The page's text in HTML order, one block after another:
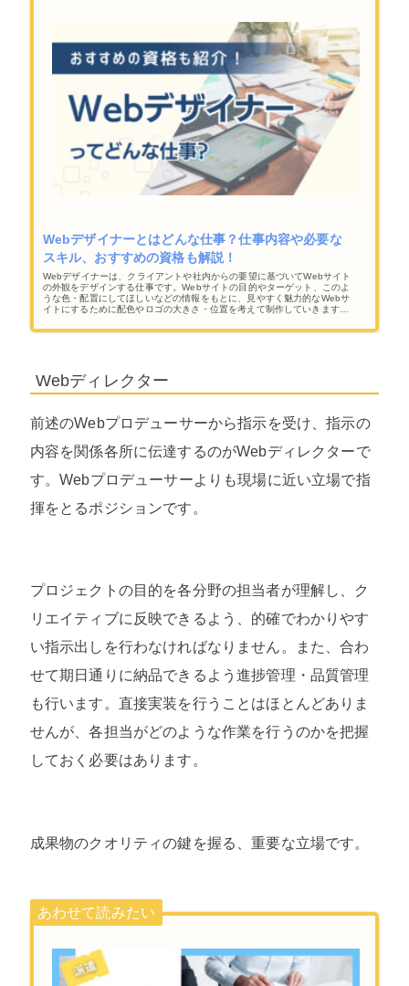
Webデザイナーとはどんな仕事？仕事内容や必要な
スキル、おすすめの資格も解説！
Webデザイナーは、クライアントや社内からの要望に基づいてWebサイト
の外観をデザインする仕事です。Webサイトの目的やターゲット、このよ
うな色・配置にしてほしいなどの情報をもとに、見やすく魅力的なWebサ
イトにするために配色やロゴの大きさ・位置を考えて制作していきます。
こともあります。
Webディレクター
前述のWebプロデューサーから指示を受け、指示の
内容を関係各所に伝達するのがWebディレクターで
す。Webプロデューサーよりも現場に近い立場で指
揮をとるポジションです。
プロジェクトの目的を各分野の担当者が理解し、ク
リエイティブに反映できるよう、的確でわかりやす
い指示出しを行わなければなりません。また、合わ
せて期日通りに納品できるよう進捗管理・品質管理
も行います。直接実装を行うことはほとんどありま
せんが、各担当がどのような作業を行うのかを把握
しておく必要はあります。
成果物のクオリティの鍵を握る、重要な立場です。